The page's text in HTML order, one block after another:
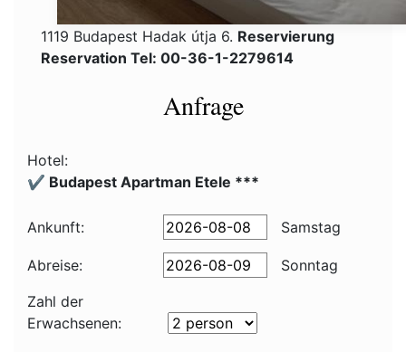
1119 Budapest Hadak útja 6. Reservierung
Reservation Tel: 00-36-1-2279614
Anfrage
Hotel:
✔️ Budapest Apartman Etele ***
Ankunft: Samstag
Abreise:
Sonntag
Zahl der
Erwachsenen: